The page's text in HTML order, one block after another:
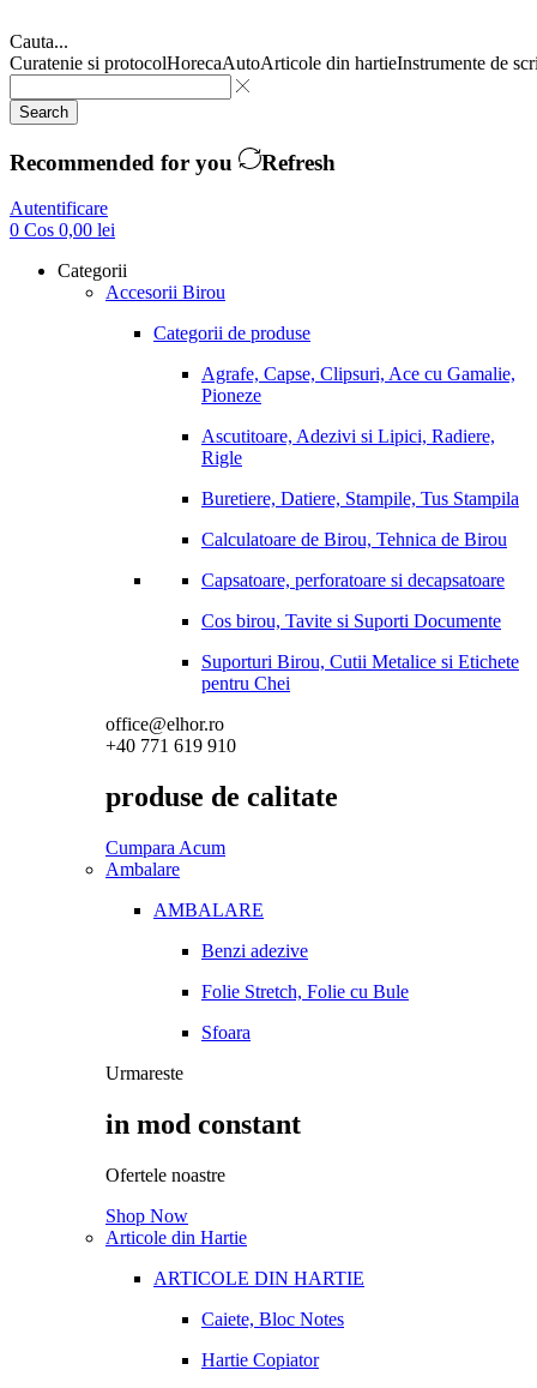
Cauta...
Curatenie si protocolHorecaAutoArticole din hartieInstrumente de
Search
Recommended for you Refresh
Autentificare
0 Cos 0,00 lei
Categorii
Accesorii Birou
Categorii de produse
Agrafe, Capse, Clipsuri, Ace cu Gamalie,
Pioneze
Ascutitoare, Adezivi si Lipici, Radiere,
Rigle
Buretiere, Datiere, Stampile, Tus Stampila
Calculatoare de Birou, Tehnica de Birou
Capsatoare, perforatoare si decapsatoare
Cos birou, Tavite si Suporti Documente
Suporturi Birou, Cutii Metalice si Etichete
pentru Chei
office@elhor.ro
+40 771 619 910
produse de calitate
Cumpara Acum
Ambalare
AMBALARE
Benzi adezive
Folie Stretch, Folie cu Bule
Sfoara
Urmareste
in mod constant
Ofertele noastre
Shop Now
Articole din Hartie
ARTICOLE DIN HARTIE
Caiete, Bloc Notes
Hartie Copiator